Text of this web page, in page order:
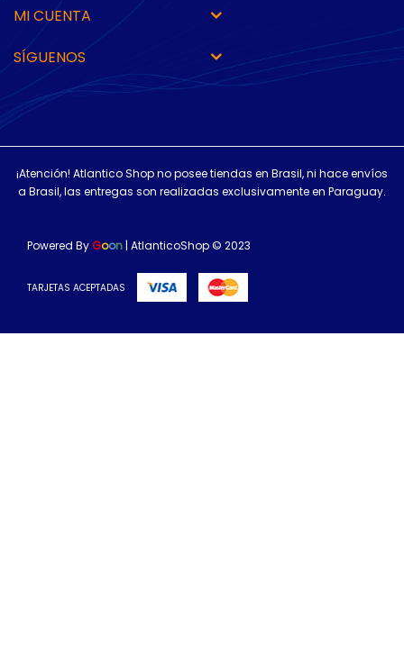
MI CUENTA
SÍGUENOS
¡Atención! Atlantico Shop no posee tiendas en Brasil, ni hace envíos
a Brasil, las entregas son realizadas exclusivamente en Paraguay.
Powered By Goon | AtlanticoShop © 2023
TARJETAS ACEPTADAS